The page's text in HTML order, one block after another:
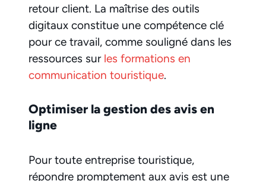
retour client. La maîtrise des outils
digitaux constitue une compétence clé
pour ce travail, comme souligné dans les
ressources sur les formations en
communication touristique.
Optimiser la gestion des avis en
ligne
Pour toute entreprise touristique,
répondre promptement aux avis est une